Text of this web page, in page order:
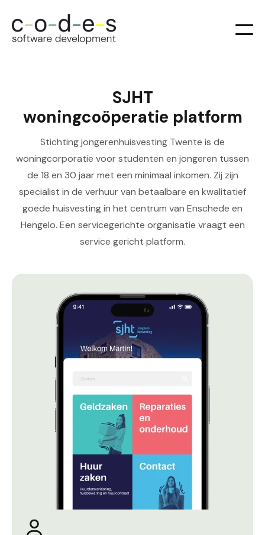
SJHT
woningcoöperatie platform
Stichting jongerenhuisvesting Twente is de
woningcorporatie voor studenten en jongeren tussen
de 18 en 30 jaar met een minimaal inkomen. Zij zijn
specialist in de verhuur van betaalbare en kwalitatief
goede huisvesting in het centrum van Enschede en
Hengelo. Een servicegerichte organisatie vraagt een
service gericht platform.